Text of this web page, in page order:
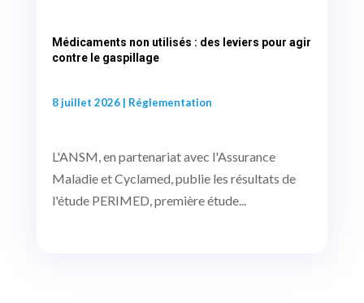
Médicaments non utilisés : des leviers pour agir
contre le gaspillage
8 juillet 2026| Réglementation
L'ANSM, en partenariat avec l'Assurance
Maladie et Cyclamed, publie les résultats de
l'étude PERIMED, première étude...